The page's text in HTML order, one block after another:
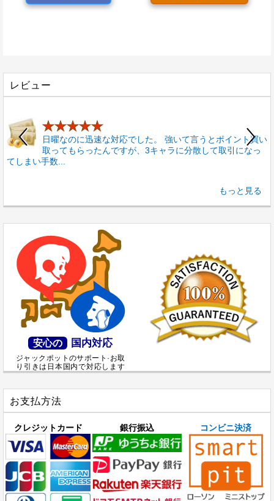
レビュー
★★★★★
日曜なのに迅速な対応でした。 強いて言うとポイント買い
取ってもらったんですが、3キャラに分散して取引になっ
てしまい手数...
もっと見る
安心の 国内対応
ジャックポットのサポート·お取
り引きは日本国内で対応します
お支払方法
クレジットカード 銀行振込 コンビニ決済